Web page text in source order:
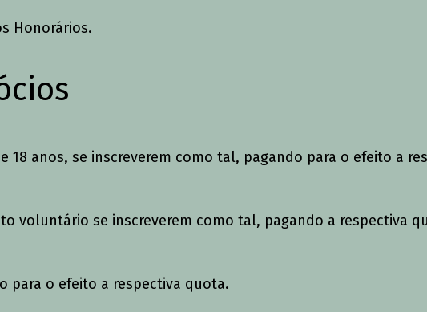
Honorários.
anos, se inscreverem como tal, pagando para o efeito a
voluntário se inscreverem como tal, pagando a respectiva
para o efeito a respectiva quota.